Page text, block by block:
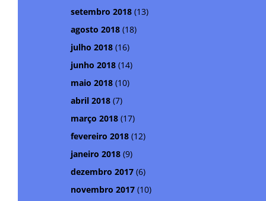
setembro 2018 (13)
agosto 2018 (18)
julho 2018 (16)
junho 2018 (14)
maio 2018 (10)
abril 2018 (7)
março 2018 (17)
fevereiro 2018 (12)
janeiro 2018 (9)
dezembro 2017 (6)
novembro 2017 (10)